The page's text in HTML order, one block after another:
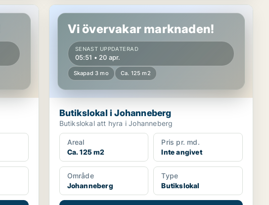
Butikslokal i Johanneberg
Vi övervakar marknaden!
SENAST UPPDATERAD
05:51 • 20 apr.
Skapad 3 mo Ca. 125 m2
Butikslokal i Johanneberg
Butikslokal att hyra i Johanneberg
Areal
Ca. 125 m2
Pris pr. md.
Inte angivet
Område
Johanneberg
Type
Butikslokal